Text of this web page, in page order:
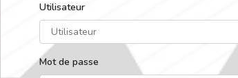
Utilisateur
Mot de passe